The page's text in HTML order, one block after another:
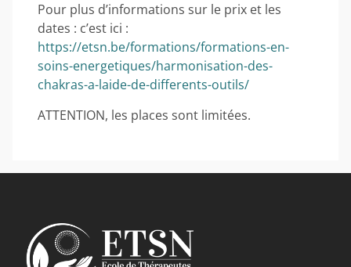
Pour plus d’informations sur le prix et les
dates : c’est ici :
https://etsn.be/formations/formations-en-
soins-energetiques/harmonisation-des-
chakras-a-laide-de-differents-outils/
ATTENTION, les places sont limitées.